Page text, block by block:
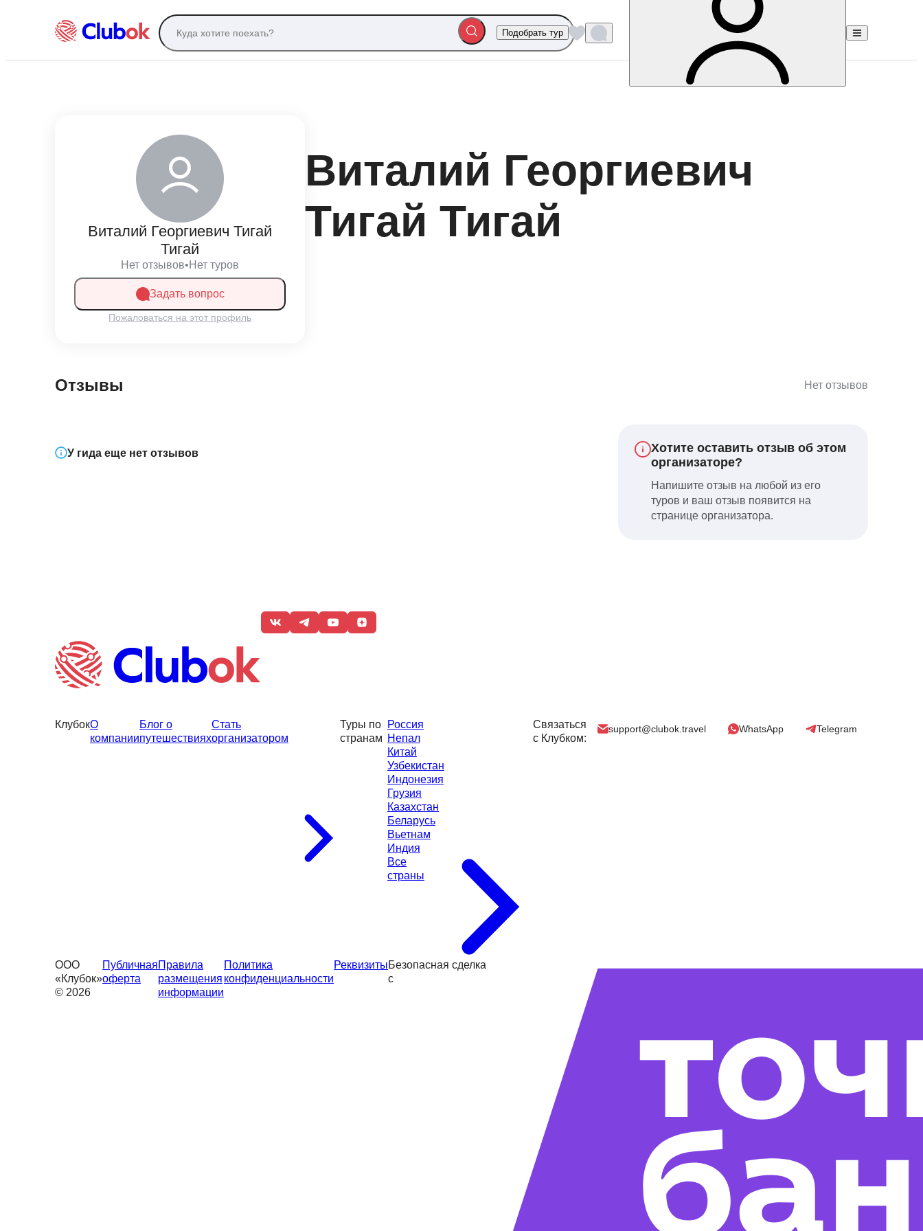
Подобрать тур
Виталий Георгиевич Тигай
Тигай
Нет отзывов•Нет туров
Задать вопрос
Пожаловаться на этот профиль
Виталий Георгиевич
Тигай Тигай
Отзывы Нет отзывов
Хотите оставить отзыв об этом
организаторе?
Напишите отзыв на любой из его
туров и ваш отзыв появится на
странице организатора.
У гида еще нет отзывов
КлубокО
компании
Блог о
путешествиях
Стать
организатором
Туры по
странам
Россия
Непал
Китай
Узбекистан
Индонезия
Грузия
Казахстан
Беларусь
Вьетнам
Индия
Все
страны
Связаться
с Клубком:
support@clubok.travel WhatsApp Telegram
ООО
«Клубок»
© 2026
Публичная
оферта
Правила
размещения
информации
Политика
конфиденциальности
РеквизитыБезопасная сделка
с